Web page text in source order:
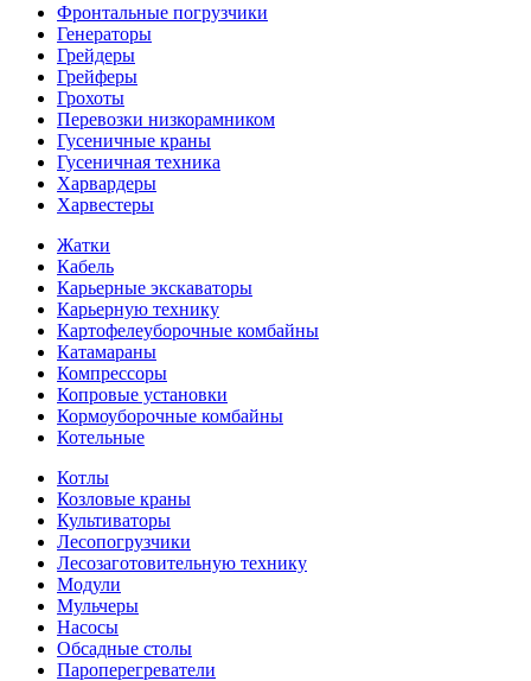
Фронтальные погрузчики
Генераторы
Грейдеры
Грейферы
Грохоты
Перевозки низкорамником
Гусеничные краны
Гусеничная техника
Харвардеры
Харвестеры
Жатки
Кабель
Карьерные экскаваторы
Карьерную технику
Картофелеуборочные комбайны
Катамараны
Компрессоры
Копровые установки
Кормоуборочные комбайны
Котельные
Котлы
Козловые краны
Культиваторы
Лесопогрузчики
Лесозаготовительную технику
Модули
Мульчеры
Насосы
Обсадные столы
Пароперегреватели